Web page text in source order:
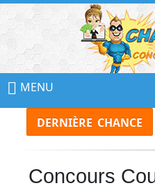
MENU
DERNIÈRE CHANCE
Concours
📢
Ne
Manquez
Aucun
Concours!
Inscrivez-